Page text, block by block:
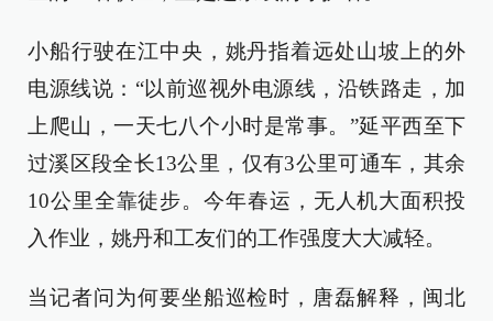
小船行驶在江中央，姚丹指着远处山坡上的外
电源线说：“以前巡视外电源线，沿铁路走，加
上爬山，一天七八个小时是常事。”延平西至下
过溪区段全长13公里，仅有3公里可通车，其余
10公里全靠徒步。今年春运，无人机大面积投
入作业，姚丹和工友们的工作强度大大减轻。
当记者问为何要坐船巡检时，唐磊解释，闽北